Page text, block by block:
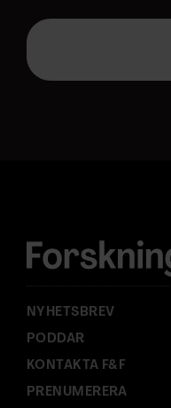
E
p
s
:
NYHETSBREV
PODDAR
KONTAKTA F&F
PRENUMERERA